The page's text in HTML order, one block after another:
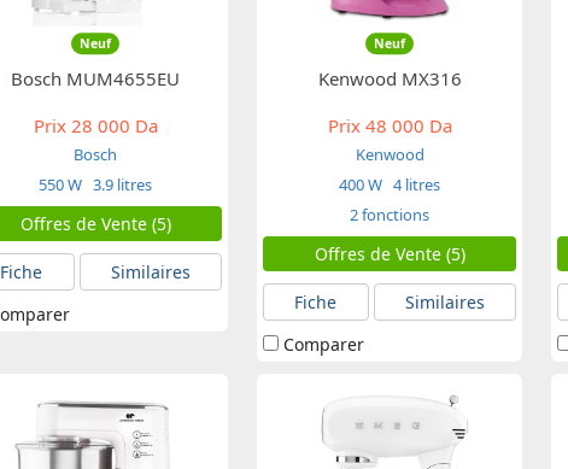
Neuf
Bosch MUM4655EU
Prix28 000 Da
Bosch
550 W 3.9 litres
Offres de Vente (5)
Fiche
Similaires
Neuf
Kenwood MX316
Prix48 000 Da
Kenwood
400 W 4 litres
2 fonctions
Offres de Vente (5)
Fiche
Similaires
Comparer